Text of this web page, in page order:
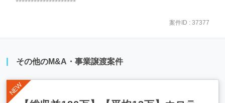
********************
案件ID : 37377
その他のM&A・事業譲渡案件